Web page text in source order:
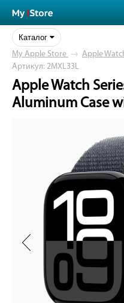
Каталог
My Apple Store → Apple
Артикул: 2MXL33L
Apple Watch
Aluminum Case